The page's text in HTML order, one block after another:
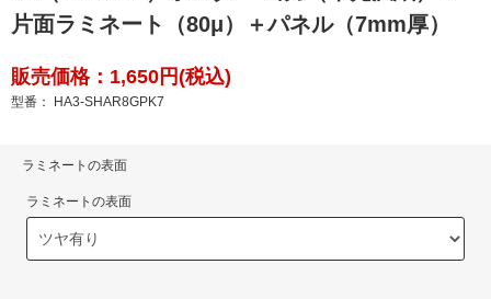
片面ラミネート（80μ）＋パネル（7mm厚）
販売価格：1,650円(税込)
型番： HA3-SHAR8GPK7
ラミネートの表面
ラミネートの表面